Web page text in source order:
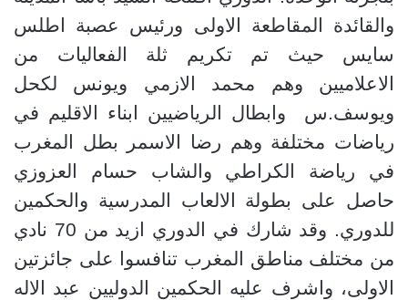
والقائدة المقاطعة الاولى ورئيس عصبة اطلس
سايس حيث تم تكريم ثلة الفعاليات من
الاعلاميين وهم محمد الازمي ويونس لكحل
ويوسف.س
وابطال الرياضيين ابناء الاقليم في
رياضات مختلفة وهم رضا الاسمر بطل المغرب
في رياضة الكراطي والشاب حسام العزوزي
حاصل على بطولة الالعاب المدرسية والحكمين
للدوري. وقد شارك في الدوري ازيد من 70 نادي
من مختلف مناطق المغرب تنافسوا على جائزتين
الاولى، واشرف عليه الحكمين الدوليين عبد الاله